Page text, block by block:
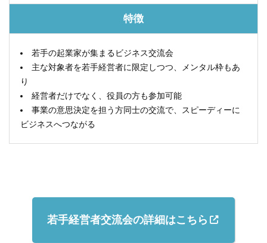
特徴
若手の起業家が集まるビジネス交流会
主な対象者を若手経営者に限定しつつ、メンタル枠もあ
り
経営者だけでなく、役員の方も参加可能
事業の意思決定を担う方同士の交流で、スピーディーに
ビジネスへつながる
若手経営者交流会の詳細はこちら